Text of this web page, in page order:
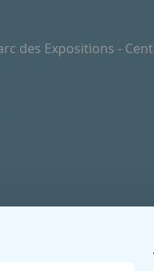
des Expositions -